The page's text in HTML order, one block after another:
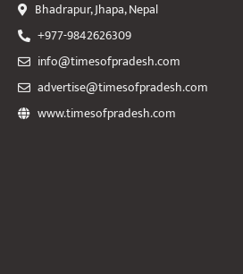
Bhadrapur, Jhapa, Nepal
+977-9842626309
info@timesofpradesh.com
advertise@timesofpradesh.com
www.timesofpradesh.com